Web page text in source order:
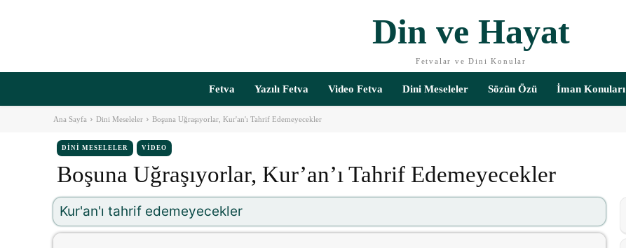
Din ve Hayat
Fetvalar ve Dini Konular
Fetva Yazılı Fetva Video Fetva Dini Meseleler Sözün Özü İman Konuları
Ana Sayfa Dini Meseleler Boşuna Uğraşıyorlar, Kur'an'ı Tahrif Edemeyecekler
DINI MESELELER VIDEO
Boşuna Uğraşıyorlar, Kur’an’ı Tahrif Edemeyecekler
Kur'an'ı tahrif edemeyecekler